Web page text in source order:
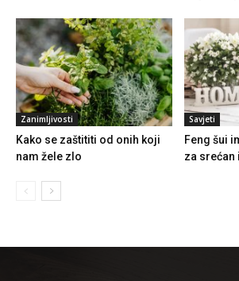
Zanimljivosti
Kako se zaštititi od onih koji
nam žele zlo
Savjeti
Feng šui
za srećan